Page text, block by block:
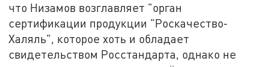
что Низамов возглавляет "орган
сертификации продукции "Роскачество-
Халяль", которое хоть и обладает
свидетельством Росстандарта, однако не